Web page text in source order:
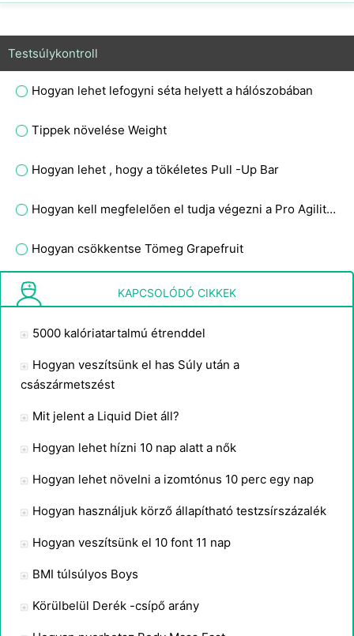
Testsúlykontroll
Hogyan lehet lefogyni séta helyett a hálószobában
Tippek növelése Weight
Hogyan lehet , hogy a tökéletes Pull -Up Bar
Hogyan kell megfelelően el tudja végezni a Pro Agility Drill
Hogyan csökkentse Tömeg Grapefruit
Hogyan számoljuk Mindegy, hogy sovány vagy normál
KAPCSOLÓDÓ CIKKEK
5000 kalóriatartalmú étrenddel
Hogyan veszítsünk el has Súly után a
császármetszést
Mit jelent a Liquid Diet áll?
Hogyan lehet hízni 10 nap alatt a nők
Hogyan lehet növelni a izomtónus 10 perc egy nap
Hogyan használjuk körző állapítható testzsírszázalék
Hogyan veszítsünk el 10 font 11 nap
BMI túlsúlyos Boys
Körülbelül Derék -csípő arány